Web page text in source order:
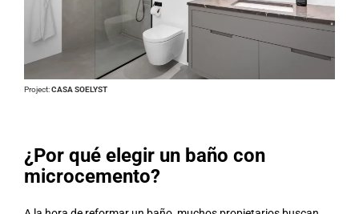
Project:CASA SOELYST
¿Por qué elegir un baño con
microcemento?